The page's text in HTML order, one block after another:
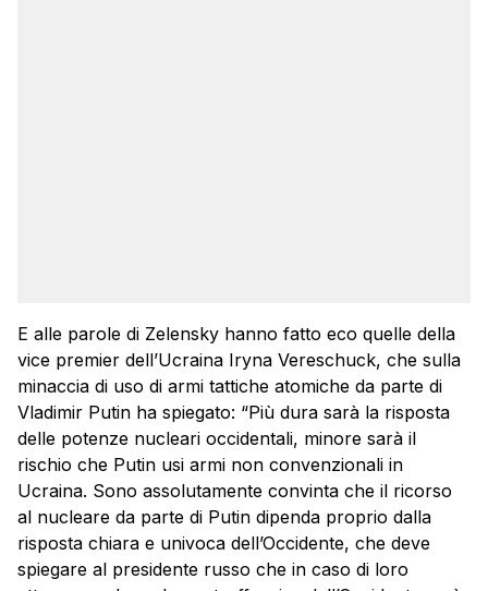
E alle parole di Zelensky hanno fatto eco quelle della
vice premier dell’Ucraina Iryna Vereschuck, che sulla
minaccia di uso di armi tattiche atomiche da parte di
Vladimir Putin ha spiegato: “Più dura sarà la risposta
delle potenze nucleari occidentali, minore sarà il
rischio che Putin usi armi non convenzionali in
Ucraina. Sono assolutamente convinta che il ricorso
al nucleare da parte di Putin dipenda proprio dalla
risposta chiara e univoca dell’Occidente, che deve
spiegare al presidente russo che in caso di loro